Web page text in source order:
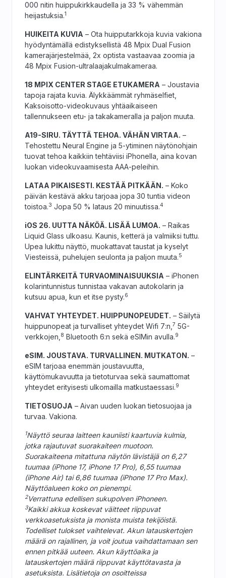
000 nitin huippukirkkaudella ja 33 % vähemmän
heijastuksia.1
HUIKEITA KUVIA – Ota huipputarkkoja kuvia vakiona
hyödyntämällä edistyksellistä 48 Mpix Dual Fusion
kamerajärjestelmää, 2x optista vastaavaa zoomia ja
48 Mpix Fusion-ultralaajakulmakameraa.
18 MPIX CENTER STAGE ETUKAMERA – Joustavia
tapoja rajata kuvia. Älykkäämmät ryhmäselfiet,
Kaksoisotto-videokuvaus yhtäaikaiseen
tallennukseen etu- ja takakameralla ja paljon muuta.
A19-SIRU. TÄYTTÄ TEHOA. VÄHÄN VIRTAA. –
Tehostettu Neural Engine ja 5-ytiminen näytönohjain
tuovat tehoa kaikkiin tehtäviisi iPhonella, aina kovan
luokan videokuvaamisesta AAA-peleihin.
LATAA PIKAISESTI. KESTÄÄ PITKÄÄN. – Koko
päivän kestävä akku tarjoaa jopa 30 tuntia videon
toistoa.3 Jopa 50 % lataus 20 minuutissa.4
iOS 26. UUTTA NÄKÖÄ. LISÄÄ LUMOA. – Raikas
Liquid Glass ulkoasu. Kaunis, ketterä ja valmiiksi tuttu.
Upea lukittu näyttö, muokattavat taustat ja kyselyt
Viesteissä, puhelujen seulonta ja paljon muuta.5
ELINTÄRKEITÄ TURVAOMINAISUUKSIA – iPhonen
kolarintunnistus tunnistaa vakavan autokolarin ja
kutsuu apua, kun et itse pysty.6
VAHVAT YHTEYDET. HUIPPUNOPEUDET. – Säilytä
huippunopeat ja turvalliset yhteydet Wifi 7:n, 7 5G-
verkkojen, 8 Bluetooth 6:n sekä eSIMin avulla.9
eSIM. JOUSTAVA. TURVALLINEN. MUTKATON. –
eSIM tarjoaa enemmän joustavuutta,
käyttömukavuutta ja tietoturvaa sekä saumattomat
yhteydet erityisesti ulkomailla matkustaessasi.9
TIETOSUOJA – Aivan uuden luokan tietosuojaa ja
turvaa. Vakiona.
1Näyttö seuraa laitteen kauniisti kaartuvia kulmia,
jotka rajautuvat suorakaiteen muotoon.
Suorakaiteena mitattuna näytön lävistäjä on 6,27
tuumaa (iPhone 17, iPhone 17 Pro), 6,55 tuumaa
(iPhone Air) tai 6,86 tuumaa (iPhone 17 Pro Max).
Näyttöalueen koko on pienempi.
2Verrattuna edellisen sukupolven iPhoneen.
3Kaikki akkua koskevat väitteet riippuvat
verkkoasetuksista ja monista muista tekijöistä.
Todelliset tulokset vaihtelevat. Akun latauskertojen
määrä on rajallinen, ja voit joutua vaihdattamaan sen
ennen pitkää uuteen. Akun käyttöaika ja
latauskertojen määrä riippuvat käyttötavasta ja
asetuksista. Lisätietoja on osoitteissa